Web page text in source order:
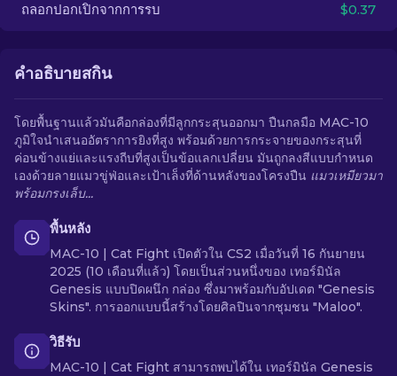
ถลอกปอกเปิกจากการรบ $0.37
คำอธิบายสกิน
โดยพื้นฐานแล้วมันคือกล่องที่มีลูกกระสุนออกมา ปืนกลมือ MAC-10
ภูมิใจนำเสนออัตราการยิงที่สูง พร้อมด้วยการกระจายของกระสุนที่
ค่อนข้างแย่และแรงถีบที่สูงเป็นข้อแลกเปลี่ยน มันถูกลงสีแบบกำหนด
เองด้วยลายแมวขู่ฟ่อและเป้าเล็งที่ด้านหลังของโครงปืน แมวเหมียวมา
พร้อมกรงเล็บ...
พื้นหลัง
MAC-10 | Cat Fight เปิดตัวใน CS2 เมื่อวันที่ 16 กันยายน
2025 (10 เดือนที่แล้ว) โดยเป็นส่วนหนึ่งของ เทอร์มินัล
Genesis แบบปิดผนึก กล่อง ซึ่งมาพร้อมกับอัปเดต "Genesis
Skins". การออกแบบนี้สร้างโดยศิลปินจากชุมชน "Maloo".
วิธีรับ
MAC-10 | Cat Fight สามารถพบได้ใน เทอร์มินัล Genesis